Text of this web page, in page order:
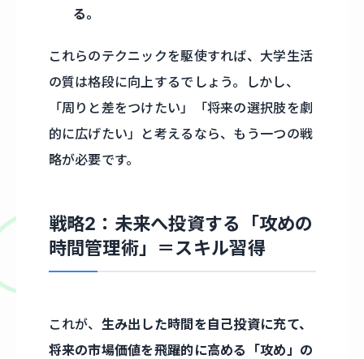
る。
これらのテクニックを駆使すれば、大学生活
の質は格段に向上するでしょう。しかし、
「周りと差をつけたい」「将来の選択肢を劇
的に広げたい」と考えるなら、もう一つの戦
略が必要です。
戦略2：未来へ投資する「攻めの
時間管理術」＝スキル習得
これが、 生み出した時間を自己投資に充て、
将来の市場価値を飛躍的に高める「攻め」の